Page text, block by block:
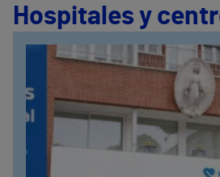
Hospitales y